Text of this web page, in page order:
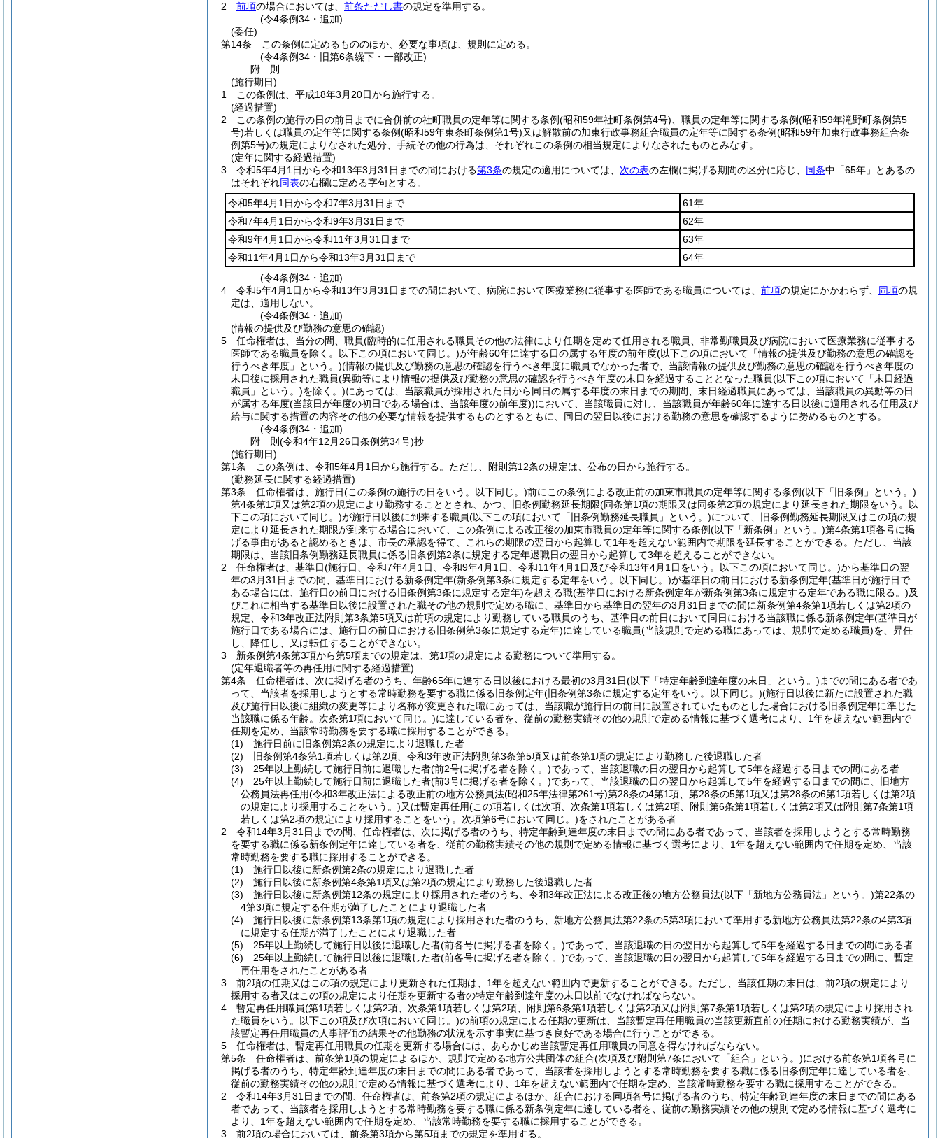
2
前項の場合においては、 前条ただし書の規定を準用する。
(令4条例34・追加)
(委任)
第14条
この条例に定めるもののほか、必要な事項は、規則に定める。
(令4条例34・旧第6条繰下・一部改正)
附 則
(施行期日)
1
この条例は、平成18年3月20日から施行する。
(経過措置)
2
この条例の施行の日の前日までに合併前の社町職員の定年等に関する条例(昭和59年社町条例第4号) 、職員の定年等に関する条例(昭和59年滝野町条例第5
号)若しくは職員の定年等に関する条例(昭和59年東条町条例第1号)又は解散前の加東行政事務組合職員の定年等に関する条例(昭和59年加東行政事務組合条
例第5号)の規定によりなされた処分、手続その他の行為は、それぞれこの条例の相当規定によりなされたものとみなす。
(定年に関する経過措置)
3
令和5年4月1日から令和13年3月31日までの間における第3条の規定の適用については、 次の表の左欄に掲げる期間の区分に応じ、 同条中「65年」とあるの
はそれぞれ同表の右欄に定める字句とする。
令和5年4月1日から令和7年3月31日まで
61年
令和7年4月1日から令和9年3月31日まで
62年
令和9年4月1日から令和11年3月31日まで
63年
令和11年4月1日から令和13年3月31日まで
64年
(令4条例34・追加)
4
令和5年4月1日から令和13年3月31日までの間において、病院において医療業務に従事する医師である職員については、 前項の規定にかかわらず、 同項の規
定は、適用しない。
(令4条例34・追加)
(情報の提供及び勤務の意思の確認)
5
任命権者は、当分の間、職員(臨時的に任用される職員その他の法律により任期を定めて任用される職員、非常勤職員及び病院において医療業務に従事する
医師である職員を除く。以下この項において同じ。)が年齢60年に達する日の属する年度の前年度(以下この項において「情報の提供及び勤務の意思の確認を
行うべき年度」という。)(情報の提供及び勤務の意思の確認を行うべき年度に職員でなかった者で、当該情報の提供及び勤務の意思の確認を行うべき年度の
末日後に採用された職員(異動等により情報の提供及び勤務の意思の確認を行うべき年度の末日を経過することとなった職員(以下この項において「末日経過
職員」という。)を除く。)にあっては、当該職員が採用された日から同日の属する年度の末日までの期間、末日経過職員にあっては、当該職員の異動等の日
が属する年度(当該日が年度の初日である場合は、当該年度の前年度))において、当該職員に対し、当該職員が年齢60年に達する日以後に適用される任用及び
給与に関する措置の内容その他の必要な情報を提供するものとするともに、同日の翌日以後における勤務の意思を確認するように努めるものとする。
(令4条例34・追加)
附 則(令和4年12月26日条例第34号)抄
(施行期日)
第1条
この条例は、令和5年4月1日から施行する。 ただし、附則第12条の規定は、公布の日から施行する。
(勤務延長に関する経過措置)
第3条
任命権者は、施行日(この条例の施行の日をいう。以下同じ。)前にこの条例による改正前の加東市職員の定年等に関する条例(以下「旧条例」という。)
第4条第1項又は第2項の規定により勤務することとされ、かつ、旧条例勤務延長期限(同条第1項の期限又は同条第2項の規定により延長された期限をいう。以
下この項において同じ。)が施行日以後に到来する職員(以下この項において「旧条例勤務延長職員」という。)について、旧条例勤務延長期限又はこの項の規
定により延長された期限が到来する場合において、この条例による改正後の加東市職員の定年等に関する条例(以下「新条例」という。)第4条第1項各号に掲
げる事由があると認めるときは、市長の承認を得て、これらの期限の翌日から起算して1年を超えない範囲内で期限を延長することができる。 ただし、当該
期限は、当該旧条例勤務延長職員に係る旧条例第2条に規定する定年退職日の翌日から起算して3年を超えることができない。
2
任命権者は、基準日(施行日、令和7年4月1日、令和9年4月1日、令和11年4月1日及び令和13年4月1日をいう。以下この項において同じ。)から基準日の翌
年の3月31日までの間、基準日における新条例定年(新条例第3条に規定する定年をいう。以下同じ。)が基準日の前日における新条例定年(基準日が施行日で
ある場合には、施行日の前日における旧条例第3条に規定する定年)を超える職(基準日における新条例定年が新条例第3条に規定する定年である職に限る。)及
びこれに相当する基準日以後に設置された職その他の規則で定める職に、基準日から基準日の翌年の3月31日までの間に新条例第4条第1項若しくは第2項の
規定、令和3年改正法附則第3条第5項又は前項の規定により勤務している職員のうち、基準日の前日において同日における当該職に係る新条例定年(基準日が
施行日である場合には、施行日の前日における旧条例第3条に規定する定年)に達している職員(当該規則で定める職にあっては、規則で定める職員)を、昇任
し、降任し、又は転任することができない。
3
新条例第4条第3項から第5項までの規定は、第1項の規定による勤務について準用する。
(定年退職者等の再任用に関する経過措置)
第4条
任命権者は、次に掲げる者のうち、年齢65年に達する日以後における最初の3月31日(以下「特定年齢到達年度の末日」という。) までの間にある者であ
って、当該者を採用しようとする常時勤務を要する職に係る旧条例定年(旧条例第3条に規定する定年をいう。以下同じ。)(施行日以後に新たに設置された職
及び施行日以後に組織の変更等により名称が変更された職にあっては、当該職が施行日の前日に設置されていたものとした場合における旧条例定年に準じた
当該職に係る年齢。次条第1項において同じ。)に達している者を、従前の勤務実績その他の規則で定める情報に基づく選考により、1年を超えない範囲内で
任期を定め、当該常時勤務を要する職に採用することができる。
(1)
施行日前に旧条例第2条の規定により退職した者
(2)
旧条例第4条第1項若しくは第2項、令和3年改正法附則第3条第5項又は前条第1項の規定により勤務した後退職した者
(3)
25年以上勤続して施行日前に退職した者(前2号に掲げる者を除く。)であって、当該退職の日の翌日から起算して5年を経過する日までの間にある者
(4)
25年以上勤続して施行日前に退職した者(前3号に掲げる者を除く。)であって、当該退職の日の翌日から起算して5年を経過する日までの間に、旧地方
公務員法再任用(令和3年改正法による改正前の地方公務員法(昭和25年法律第261号)第28条の4第1項、第28条の5第1項又は第28条の6第1項若しくは第2項
の規定により採用することをいう。)又は暫定再任用(この項若しくは次項、次条第1項若しくは第2項、附則第6条第1項若しくは第2項又は附則第7条第1項
若しくは第2項の規定により採用することをいう。次項第6号において同じ。)をされたことがある者
2
令和14年3月31日までの間、任命権者は、次に掲げる者のうち、特定年齢到達年度の末日までの間にある者であって、当該者を採用しようとする常時勤務
を要する職に係る新条例定年に達している者を、従前の勤務実績その他の規則で定める情報に基づく選考により、1年を超えない範囲内で任期を定め、当該
常時勤務を要する職に採用することができる。
(1)
施行日以後に新条例第2条の規定により退職した者
(2)
施行日以後に新条例第4条第1項又は第2項の規定により勤務した後退職した者
(3)
施行日以後に新条例第12条の規定により採用された者のうち、令和3年改正法による改正後の地方公務員法(以下「新地方公務員法」という。)第22条の
4第3項に規定する任期が満了したことにより退職した者
(4)
施行日以後に新条例第13条第1項の規定により採用された者のうち、新地方公務員法第22条の5第3項において準用する新地方公務員法第22条の4第3項
に規定する任期が満了したことにより退職した者
(5)
25年以上勤続して施行日以後に退職した者(前各号に掲げる者を除く。)であって、当該退職の日の翌日から起算して5年を経過する日までの間にある者
(6)
25年以上勤続して施行日以後に退職した者(前各号に掲げる者を除く。)であって、当該退職の日の翌日から起算して5年を経過する日までの間に、暫定
再任用をされたことがある者
3
前2項の任期又はこの項の規定により更新された任期は、1年を超えない範囲内で更新することができる。 ただし、当該任期の末日は、前2項の規定により
採用する者又はこの項の規定により任期を更新する者の特定年齢到達年度の末日以前でなければならない。
4
暫定再任用職員(第1項若しくは第2項、次条第1項若しくは第2項、附則第6条第1項若しくは第2項又は附則第7条第1項若しくは第2項の規定により採用され
た職員をいう。以下この項及び次項において同じ。)の前項の規定による任期の更新は、当該暫定再任用職員の当該更新直前の任期における勤務実績が、当
該暫定再任用職員の人事評価の結果その他勤務の状況を示す事実に基づき良好である場合に行うことができる。
5
任命権者は、暫定再任用職員の任期を更新する場合には、あらかじめ当該暫定再任用職員の同意を得なければならない。
第5条
任命権者は、前条第1項の規定によるほか、規則で定める地方公共団体の組合(次項及び附則第7条において「組合」という。)における前条第1項各号に
掲げる者のうち、特定年齢到達年度の末日までの間にある者であって、当該者を採用しようとする常時勤務を要する職に係る旧条例定年に達している者を、
従前の勤務実績その他の規則で定める情報に基づく選考により、1年を超えない範囲内で任期を定め、当該常時勤務を要する職に採用することができる。
2
令和14年3月31日までの間、任命権者は、前条第2項の規定によるほか、組合における同項各号に掲げる者のうち、特定年齢到達年度の末日までの間にある
者であって、当該者を採用しようとする常時勤務を要する職に係る新条例定年に達している者を、従前の勤務実績その他の規則で定める情報に基づく選考に
より、1年を超えない範囲内で任期を定め、当該常時勤務を要する職に採用することができる。
3
前2項の場合においては、前条第3項から第5項までの規定を準用する。